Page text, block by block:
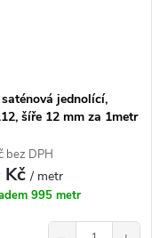
jednolící,
šíře 12 mm za 1metr
bez DPH
Kč/ metr
995 metr